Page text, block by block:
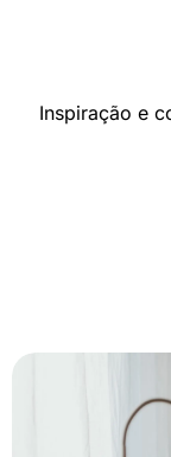
Inspiração e